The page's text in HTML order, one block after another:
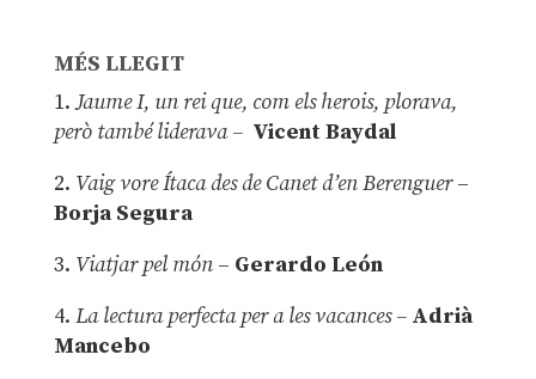
MÉS LLEGIT
1.Jaume I, un rei que, com els herois, plorava,
però també liderava – Vicent Baydal
2. Vaig vore Ítaca des de Canet d’en Berenguer–
Borja Segura
3. Viatjar pel món – Gerardo León
4. La lectura perfecta per a les vacances –Adrià
Mancebo